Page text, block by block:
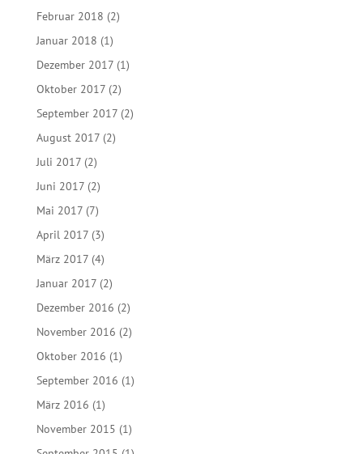
Februar 2018 (2)
Januar 2018 (1)
Dezember 2017(1)
Oktober 2017(2)
September 2017(2)
August 2017(2)
Juli 2017(2)
Juni 2017(2)
Mai 2017(7)
April 2017(3)
März 2017(4)
Januar 2017(2)
Dezember 2016 (2)
November 2016 (2)
Oktober 2016 (1)
September 2016 (1)
März 2016 (1)
November 2015 (1)